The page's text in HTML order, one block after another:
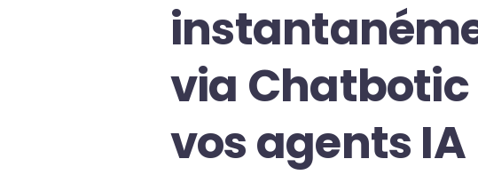
via Chatbotic
vos agents IA